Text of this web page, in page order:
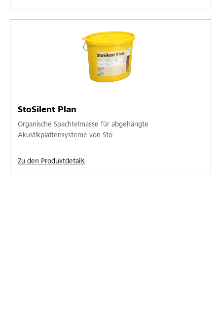
StoSilent Plan
Organische Spachtelmasse für abgehängte
Akustikplattensysteme von Sto
Zu den Produktdetails